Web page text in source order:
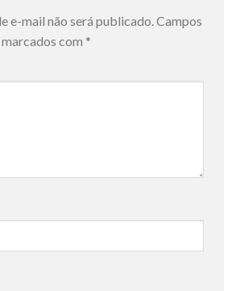
e-mail não será publicado.Campos
com *